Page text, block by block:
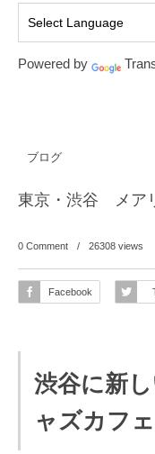
Powered by
ブログ
東京・渋谷 メア
0 Comment 26308 views
Facebook
渋谷に新
ャズカフェ